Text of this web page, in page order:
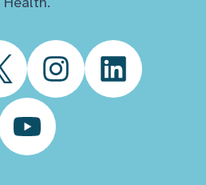
InstagramLinkedIn
YouTube